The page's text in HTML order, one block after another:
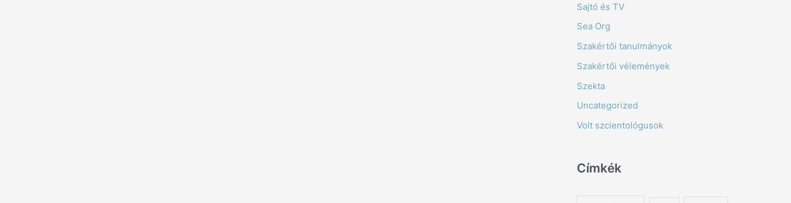
Sajtó és TV
Sea Org
Szakértői tanulmányok
Szakértői vélemények
Szekta
Uncategorized
Volt szcientológusok
Címkék